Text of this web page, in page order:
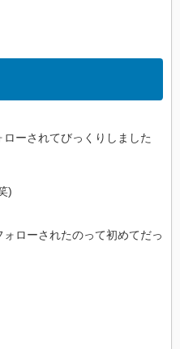
ーされてびっくりしました
)
ローされたのって初めてだっ